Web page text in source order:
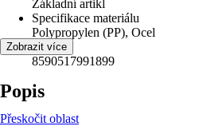
Základní artikl
Specifikace materiálu
Polypropylen (PP), Ocel
EAN
8590517991899
Zobrazit více
Popis
Přeskočit oblast